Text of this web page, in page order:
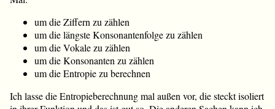
um die Ziffern zu zählen
um die längste Konsonantenfolge zu zählen
um die Vokale zu zählen
um die Konsonanten zu zählen
um die Entropie zu berechnen
Ich lasse die Entropieberechnung mal außen vor, die steckt isoliert